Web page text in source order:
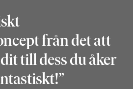
från det att
till dess du åker